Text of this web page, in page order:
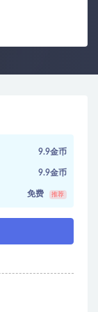
9.9金币
9.9金币
免费 推荐